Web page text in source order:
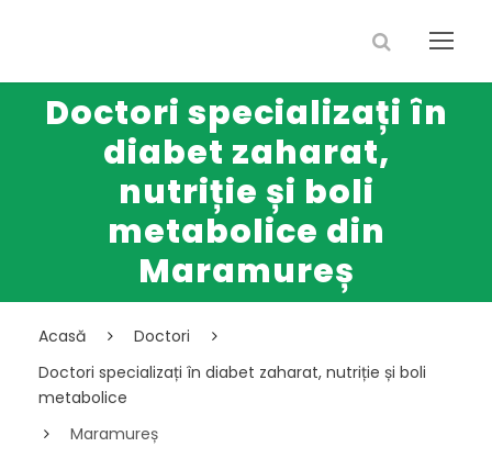
Doctori specializați în
diabet zaharat,
nutriție și boli
metabolice din
Maramureș
Acasă
Doctori
Doctori specializați în diabet zaharat, nutriție și boli
metabolice
Maramureș